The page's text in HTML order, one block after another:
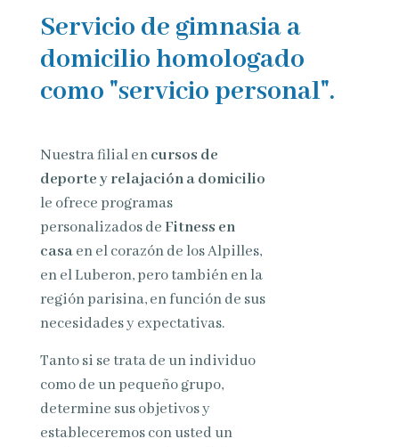
Servicio de gimnasia a
domicilio homologado
como "servicio personal".
Nuestra filial encursos de
deporte y relajación a domicilio
le ofrece programas
personalizados deFitness en
casaen el corazón de los Alpilles,
en el Luberon, pero también en la
región parisina, en función de sus
necesidades y expectativas.
Tanto si se trata de un individuo
como de un pequeño grupo,
determine sus objetivos y
estableceremos con usted un